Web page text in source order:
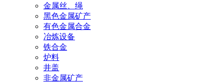
金属丝、绳
黑色金属矿产
有色金属合金
冶炼设备
铁合金
炉料
井盖
非金属矿产